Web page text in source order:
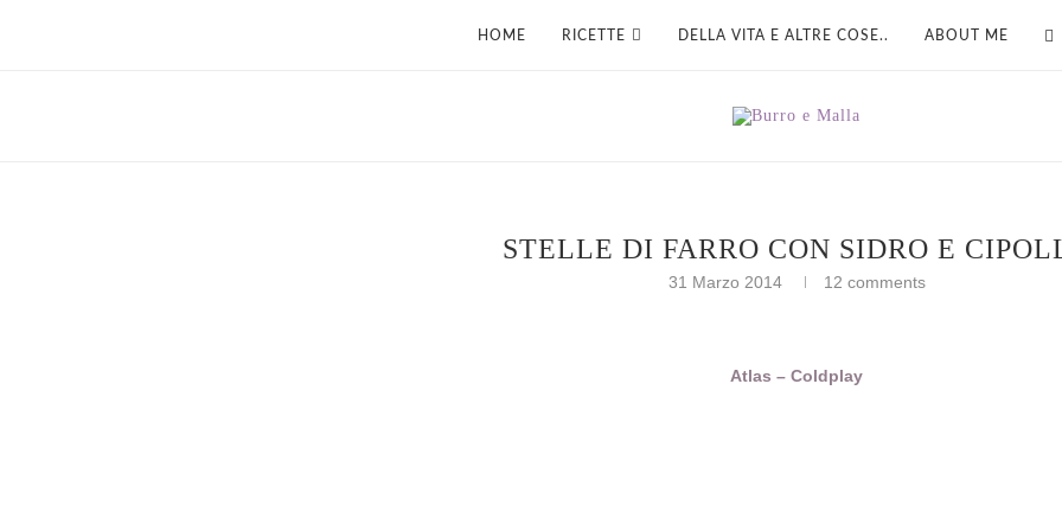
HOME RICETTE DELLA VITA E ALTRE COSE.. ABOUT ME
STELLE DI FARRO CON SIDRO E
31 Marzo 2014 12 comments
Atlas – Coldplay